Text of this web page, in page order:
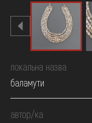
локальна назва
баламути
автор/ка